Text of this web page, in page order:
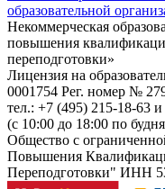
образовательной
Некоммерческая
повышения
переподготовки»
Лицензия на
0001754 Рег. номер №
тел.: +7 (495) 215-18-63
(с 10:00 до 18:00 по
Общество с
Повышения
Переподготовки" ИНН